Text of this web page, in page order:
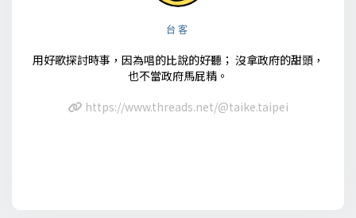
台客
用好歌探討時事，因為唱的比說的好聽； 沒拿政府的甜頭，
也不當政府馬屁精。
https://www.threads.net/@taike.taipei